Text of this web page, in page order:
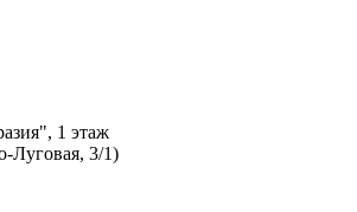
1 этаж
Луговая, 3/1)